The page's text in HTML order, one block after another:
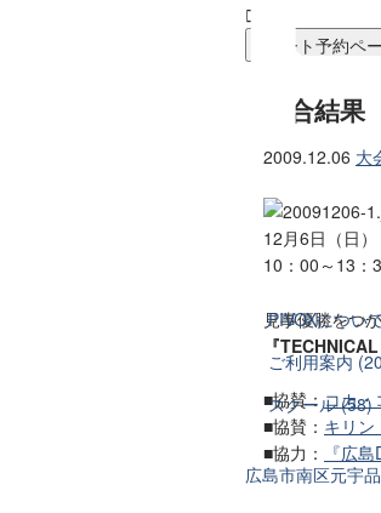

コート予約ペー
PIVOXについ
ご利用案内
スクール (58)
広島市南区元宇
試合結
2009.12.06 大
12月6日（日）
10：00～13：
見事優勝をつ
『
■協賛：コカ・
■協賛： キリン
■協力：
『広